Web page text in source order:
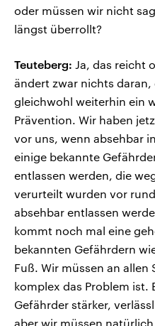
oder müssen wir nicht
längst überrollt?
Teuteberg: Ja, das reicht
ändert zwar nichts daran,
gleichwohl weiterhin ein
Prävention. Wir haben
vor uns, wenn absehbar
einige bekannte
entlassen werden, die
verurteilt wurden vor
absehbar entlassen
kommt noch mal eine
bekannten Gefährdern
Fuß. Wir müssen an allen
komplex das Problem ist.
Gefährder stärker,
aber wir müssen natürlich